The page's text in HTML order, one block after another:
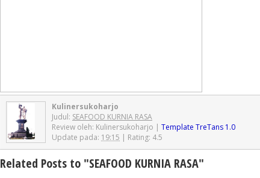
Kulinersukoharjo
Judul: SEAFOOD KURNIA RASA
Review oleh: Kulinersukoharjo | Template TreTans 1.0
Update pada: 19:15 | Rating: 4.5
Related Posts to "SEAFOOD KURNIA RASA"